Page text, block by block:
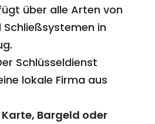
über alle Arten von
Schließsystemen in
Schlüsseldienst
lokale Firma aus
Bargeld oder